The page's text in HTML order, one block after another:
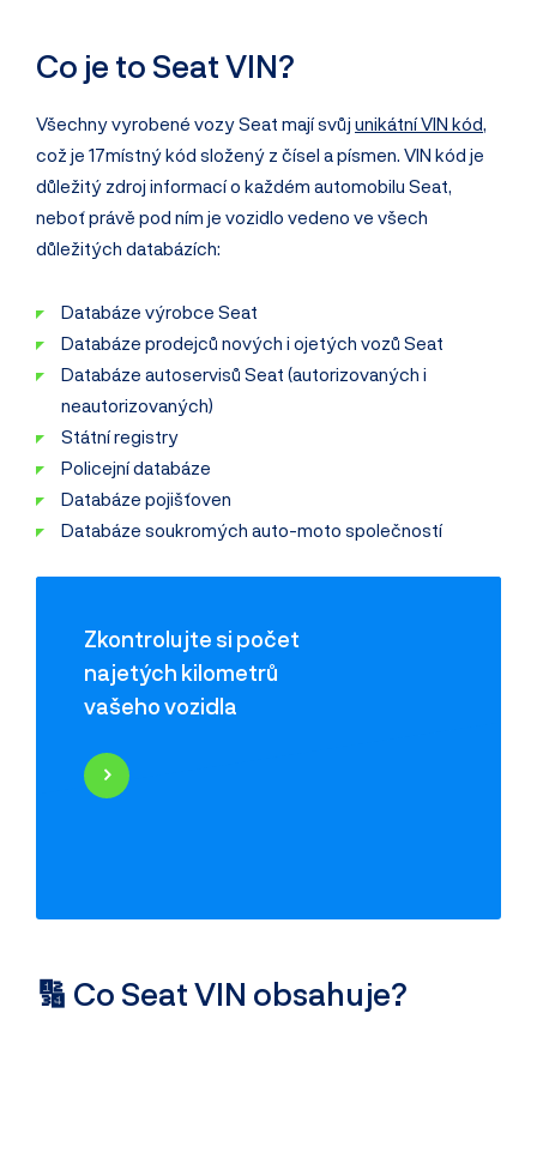
Co je to Seat VIN?
Všechny vyrobené vozy Seat mají svůj unikátní VIN kód,
což je 17místný kód složený z čísel a písmen. VIN kód je
důležitý zdroj informací o každém automobilu Seat,
neboť právě pod ním je vozidlo vedeno ve všech
důležitých databázích:
Databáze výrobce Seat
Databáze prodejců nových i ojetých vozů Seat
Databáze autoservisů Seat (autorizovaných i
neautorizovaných)
Státní registry
Policejní databáze
Databáze pojišťoven
Databáze soukromých auto-moto společností
Zkontrolujte si počet
najetých kilometrů
vašeho vozidla
Najeté kilometry
🔢 Co Seat VIN obsahuje?